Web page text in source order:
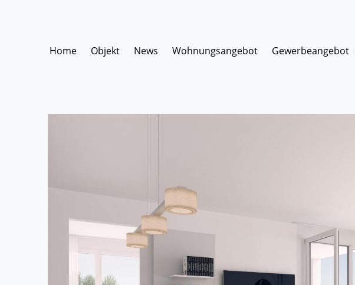
Home
Objekt News Wohnungsangebot Gewerbeangebot